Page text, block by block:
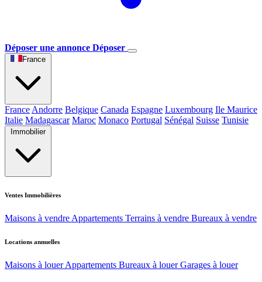
Déposer une annonce Déposer
France
France Andorre Belgique Canada Espagne Luxembourg Ile Maurice
Italie Madagascar Maroc Monaco Portugal Sénégal Suisse Tunisie
Immobilier
Ventes Immobilières
Maisons à vendre Appartements Terrains à vendre Bureaux à vendre
Locations annuelles
Maisons à louer Appartements Bureaux à louer Garages à louer